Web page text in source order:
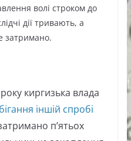
волі строком до
дії тривають, а
затримано.
киргизька влада
іншій спробі
п’ятьох